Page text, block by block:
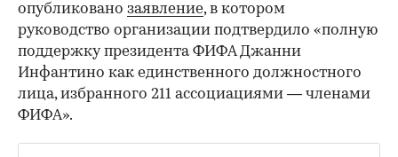
опубликовано заявление, в котором
руководство организации подтвердило «полную
поддержку президента ФИФА Джанни
Инфантино как единственного должностного
лица, избранного 211 ассоциациями — членами
ФИФА».